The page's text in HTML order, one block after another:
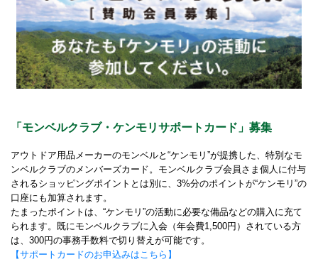
「モンベルクラブ・ケンモリサポートカード」募集
アウトドア用品メーカーのモンベルと“ケンモリ”が提携した、特別なモ
ンベルクラブのメンバーズカード。モンベルクラブ会員さま個人に付与
されるショッピングポイントとは別に、3%分のポイントが“ケンモリ”の
口座にも加算されます。
たまったポイントは、“ケンモリ”の活動に必要な備品などの購入に充て
られます。既にモンベルクラブに入会（年会費1,500円）されている方
は、300円の事務手数料で切り替えが可能です。
【サポートカードのお申込みはこちら】